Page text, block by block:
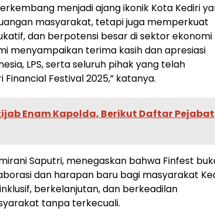
menjadi ajang ikonik Kota Kediri
masyarakat, tetapi juga memperkuat
dan berpotensi besar di sektor ekonomi
menyampaikan terima kasih dan apresiasi
LPS, serta seluruh pihak yang telah
Festival 2025,” katanya.
Enam Kapolda, Berikut Daftar Pejabat
Saputri, menegaskan bahwa Finfest
dan harapan baru bagi masyarakat
berkelanjutan, dan berkeadilan
tanpa terkecuali.